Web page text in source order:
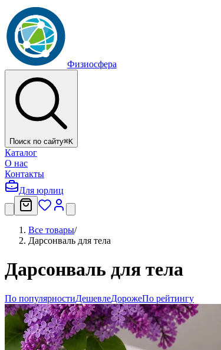
Физиосфера
Поиск по сайту⌘K
Каталог
О нас
Контакты
Для юрлиц
Все товары/
Дарсонваль для тела
Дарсонваль для тела
По популярностиДешевлеДорожеПо рейтингу